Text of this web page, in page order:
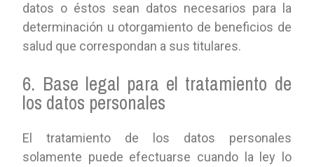
datos o éstos sean datos necesarios para la
determinación u otorgamiento de beneficios de
salud que correspondan a sus titulares.
6. Base legal para el tratamiento de
los datos personales
El tratamiento de los datos personales
solamente puede efectuarse cuando la ley lo